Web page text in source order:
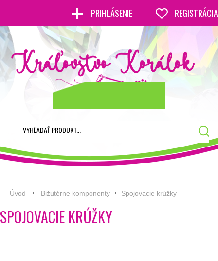
PRIHLÁSENIE REGISTRÁCIA
Úvod Bižutérne komponenty Spojovacie krúžky
SPOJOVACIE KRÚŽKY